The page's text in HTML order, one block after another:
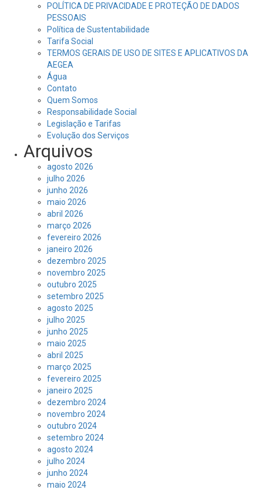
POLÍTICA DE PRIVACIDADE E PROTEÇÃO DE DADOS
PESSOAIS
Política de Sustentabilidade
Tarifa Social
TERMOS GERAIS DE USO DE SITES E APLICATIVOS DA
AEGEA
Água
Contato
Quem Somos
Responsabilidade Social
Legislação e Tarifas
Evolução dos Serviços
Arquivos
agosto 2026
julho 2026
junho 2026
maio 2026
abril 2026
março 2026
fevereiro 2026
janeiro 2026
dezembro 2025
novembro 2025
outubro 2025
setembro 2025
agosto 2025
julho 2025
junho 2025
maio 2025
abril 2025
março 2025
fevereiro 2025
janeiro 2025
dezembro 2024
novembro 2024
outubro 2024
setembro 2024
agosto 2024
julho 2024
junho 2024
maio 2024